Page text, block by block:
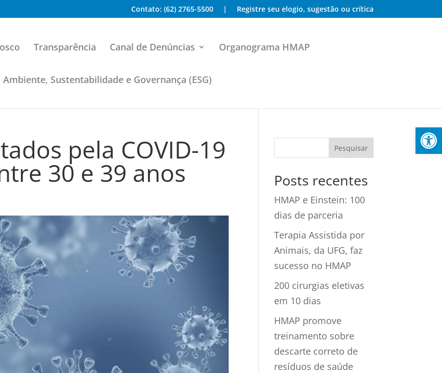
Abrir
Contato: (62) 2765-5500 | Registre seu elogio, sugestão ou crítica
Transparência Canal de Denúncias Organograma HMAP
Ambiente, Sustentabilidade e Governança (ESG)
pela COVID-19
30 e 39 anos Posts recentes
HMAP e Einstein: 100
dias de parceria
Terapia Assistida por
Animais, da UFG, faz
sucesso no HMAP
200 cirurgias eletivas
em 10 dias
HMAP promove
treinamento sobre
descarte correto de
resíduos de saúde